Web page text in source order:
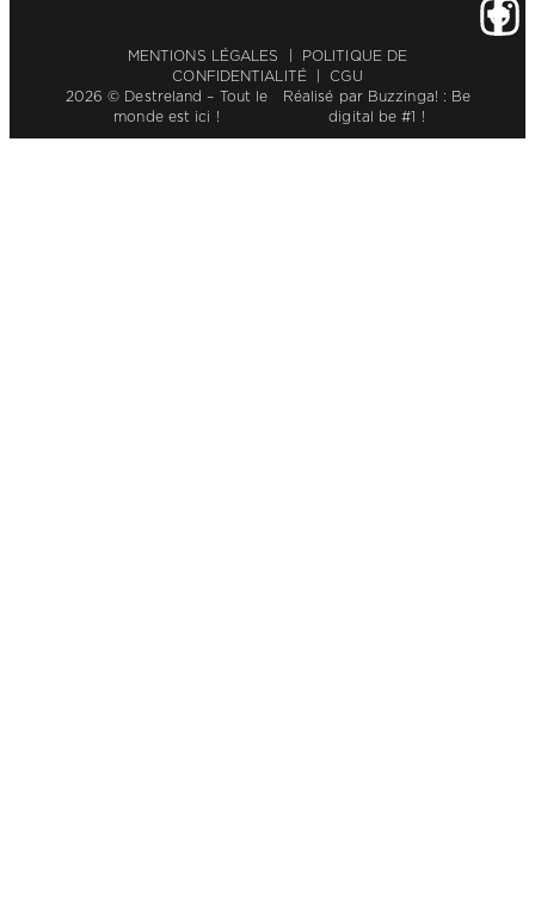
MENTIONS LÉGALES | POLITIQUE DE
CONFIDENTIALITÉ| CGU
2026 © Destreland – Tout le
monde est ici !
Réalisé par Buzzinga! : Be
digital be #1 !